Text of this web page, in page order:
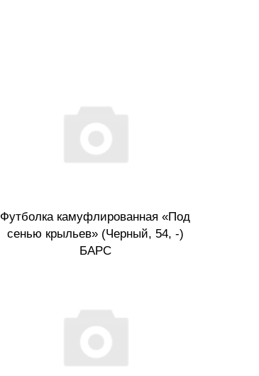
Футболка камуфлированная «Под
сенью крыльев» (Черный, 54, -)
БАРС